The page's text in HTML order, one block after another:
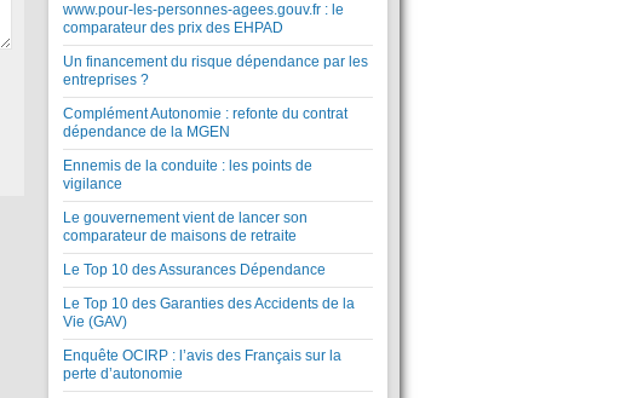
www.pour-les-personnes-agees.gouv.fr : le
comparateur des prix des EHPAD
Un financement du risque dépendance par les
entreprises ?
Complément Autonomie : refonte du contrat
dépendance de la MGEN
Ennemis de la conduite : les points de
vigilance
Le gouvernement vient de lancer son
comparateur de maisons de retraite
Le Top 10 des Assurances Dépendance
Le Top 10 des Garanties des Accidents de la
Vie (GAV)
Enquête OCIRP : l’avis des Français sur la
perte d’autonomie